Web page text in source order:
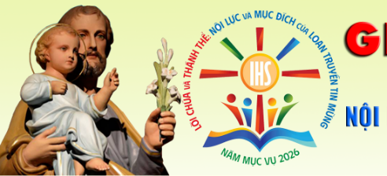
content